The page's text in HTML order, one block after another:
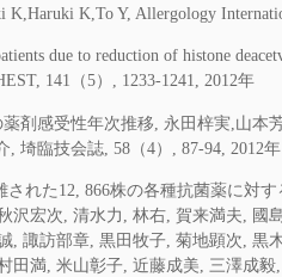
K,Haruki K,To Y, Allergology
due to reduction of histone
141（5）, 1233-1241, 2012年
薬剤感受性年次推移, 永田梓実,山
埼臨技会誌, 58（4）, 87-94, 2012年
れた12, 866株の各種抗菌薬に対
沢宏次, 清水力, 林右, 賀来満夫, 國
, 諏訪部章, 黒田牧子, 菊地顕次, 黒
田満, 米山彰子, 近藤成美, 三澤成